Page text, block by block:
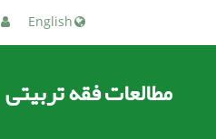
مطالعات فقه تربیتی